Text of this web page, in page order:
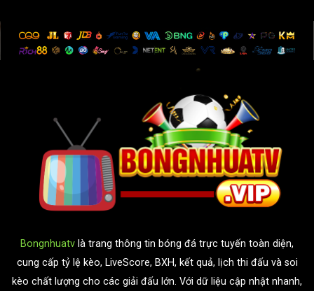
Bongnhuatv là trang thông tin bóng đá trực tuyến toàn diện,
cung cấp tỷ lệ kèo, LiveScore, BXH, kết quả, lịch thi đấu và soi
kèo chất lượng cho các giải đấu lớn. Với dữ liệu cập nhật nhanh,